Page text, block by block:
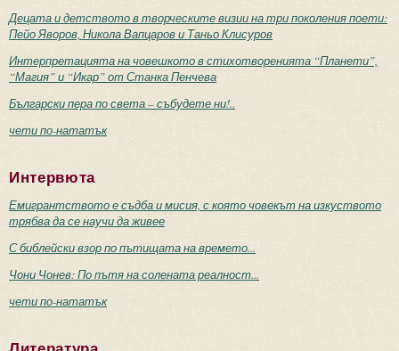
Децата и детството в творческите визии на три поколения поети:
Пейо Яворов, Никола Вапцаров и Таньо Клисуров
Интерпретацията на човешкото в стихотворенията “Планети”,
“Магия” и “Икар” от Станка Пенчева
Български пера по света – събудете ни!..
чети по-нататък
Интервюта
Емигрантството е съдба и мисия, с която човекът на изкуството
трябва да се научи да живее
С библейски взор по пътищата на времето...
Чони Чонев: По пътя на солената реалност...
чети по-нататък